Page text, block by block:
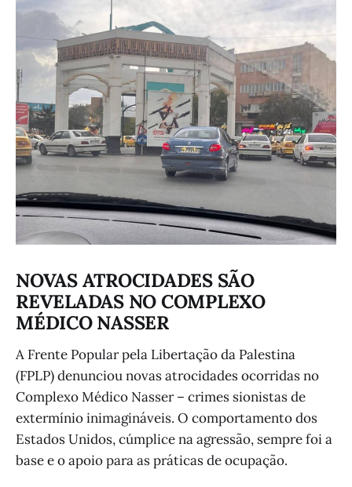
NOVAS ATROCIDADES SÃO
REVELADAS NO COMPLEXO
MÉDICO NASSER
A Frente Popular pela Libertação da Palestina
(FPLP) denunciou novas atrocidades ocorridas no
Complexo Médico Nasser – crimes sionistas de
extermínio inimagináveis. O comportamento dos
Estados Unidos, cúmplice na agressão, sempre foi a
base e o apoio para as práticas de ocupação.